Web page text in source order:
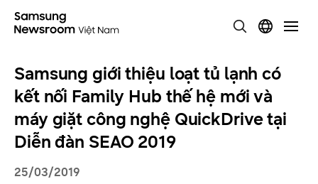
Samsung giới thiệu loạt tủ lạnh có
kết nối Family Hub thế hệ mới và
máy giặt công nghệ QuickDrive tại
Diễn đàn SEAO 2019
25/03/2019